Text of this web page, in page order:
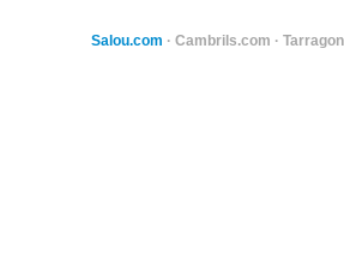
Salou.com · Cambrils.com ·